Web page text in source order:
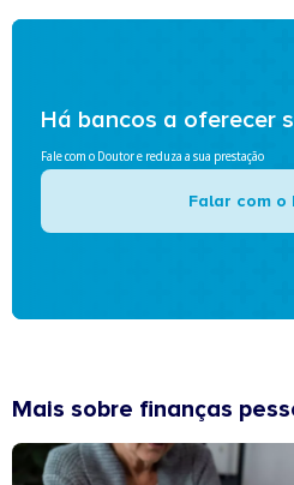
Há bancos a oferecer
Fale com o Doutor e reduza a sua prestação
Falar com o
Mais sobre finanças